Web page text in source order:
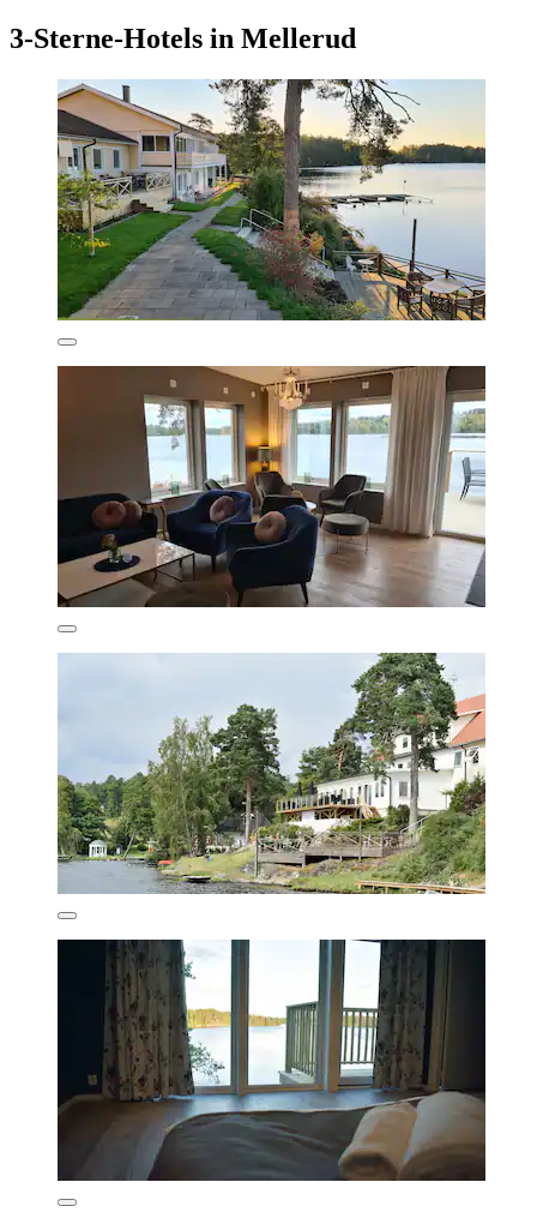
3-Sterne-Hotels in Mellerud